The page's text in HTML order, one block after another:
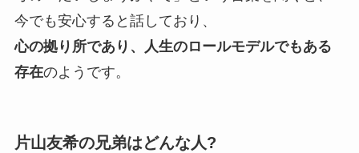
今でも安心すると話しており、
心の拠り所であり、人生のロールモデルでもある
存在のようです。
片山友希の兄弟はどんな人?